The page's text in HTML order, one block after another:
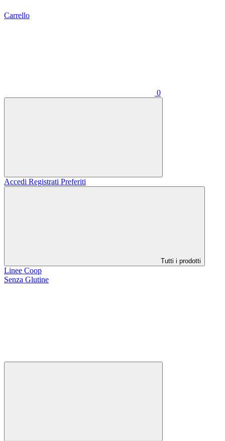
Carrello
0
Accedi Registrati Preferiti
Tutti i prodotti
Linee Coop
Senza Glutine